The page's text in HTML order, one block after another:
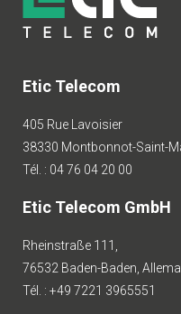
Etic Telecom
405 Rue Lavoisier
38330 Montbonnot-Saint-
Tél. : 04 76 04 20 00
Etic Telecom GmbH
Rheinstraße 111,
76532 Baden-Baden,
Tél. : +49 7221 3965551